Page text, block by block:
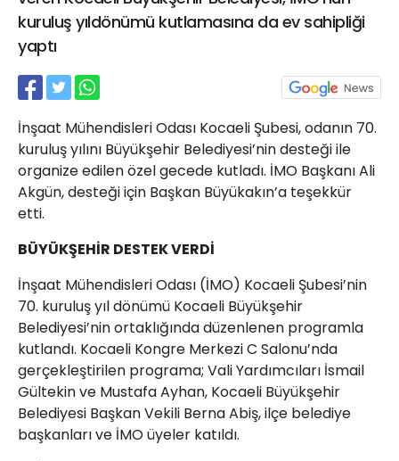
kuruluş yıldönümü kutlamasına da ev sahipliği
yaptı
İnşaat Mühendisleri Odası Kocaeli Şubesi, odanın 70.
kuruluş yılını Büyükşehir Belediyesi’nin desteği ile
organize edilen özel gecede kutladı. İMO Başkanı Ali
Akgün, desteği için Başkan Büyükakın’a teşekkür
etti.
BÜYÜKŞEHİR DESTEK VERDİ
İnşaat Mühendisleri Odası (İMO) Kocaeli Şubesi’nin
70. kuruluş yıl dönümü Kocaeli Büyükşehir
Belediyesi’nin ortaklığında düzenlenen programla
kutlandı. Kocaeli Kongre Merkezi C Salonu’nda
gerçekleştirilen programa; Vali Yardımcıları İsmail
Gültekin ve Mustafa Ayhan, Kocaeli Büyükşehir
Belediyesi Başkan Vekili Berna Abiş, ilçe belediye
başkanları ve İMO üyeler katıldı.
21 Gölcük
haber@golcukpostasi.com